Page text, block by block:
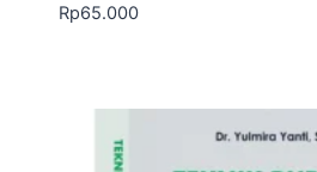
Rp65.000